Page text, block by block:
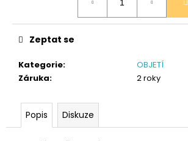
Kategorie:
OBJETÍ
Záruka: 2 roky
Zeptat se
Popis Diskuze
e
WILL
LOVE
359